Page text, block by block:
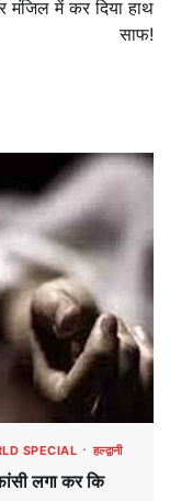
मंजिल में कर दिया हाथ
साफ!
SPECIAL हल्द्वानी
लगा कर कि